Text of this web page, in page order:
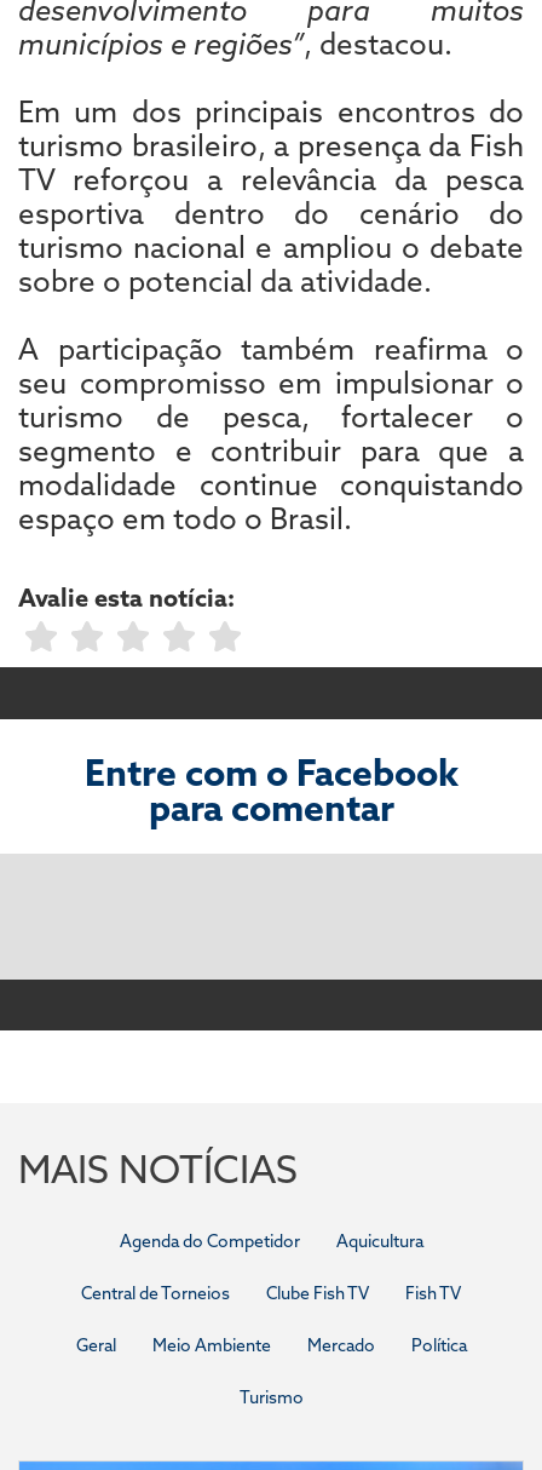
desenvolvimento para muitos
municípios e regiões”, destacou.
Em um dos principais encontros do
turismo brasileiro, a presença da Fish
TV reforçou a relevância da pesca
esportiva dentro do cenário do
turismo nacional e ampliou o debate
sobre o potencial da atividade.
A participação também reafirma o
seu compromisso em impulsionar o
turismo de pesca, fortalecer o
segmento e contribuir para que a
modalidade continue conquistando
espaço em todo o Brasil.
Avalie esta notícia:
Entre com o Facebook
para comentar
MAIS NOTÍCIAS
Agenda do Competidor Aquicultura
Central de Torneios Clube Fish TV Fish TV
Geral Meio Ambiente Mercado Política
Turismo